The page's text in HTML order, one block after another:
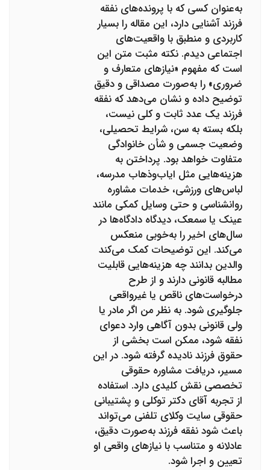
به‌عنوان کسی که با پرونده‌های نفقه
فرزند آشنایی دارد، این مقاله را بسیار
کاربردی و منطبق با واقعیت‌های
اجتماعی دیدم. نکته مثبت متن این
است که مفهوم «نیازهای متعارف و
ضروری» را به‌صورت مصداقی و دقیق
توضیح داده و نشان می‌دهد که نفقه
فرزند یک عدد ثابت و کلی نیست،
بلکه بسته به سن، شرایط تحصیلی،
وضعیت جسمی و شأن خانوادگی
متفاوت خواهد بود. پرداختن به
هزینه‌هایی مثل ایاب‌وذهاب مدرسه،
لباس‌های ورزشی، خدمات مشاوره
روانشناسی و حتی وسایل کمکی مانند
عینک یا سمعک، دیدگاه دادگاه‌ها در
سال‌های اخیر را به‌خوبی منعکس
می‌کند. این توضیحات کمک می‌کند
والدین بدانند چه هزینه‌هایی قابلیت
مطالبه قانونی دارند و از طرح
درخواست‌های ناقص یا غیرواقعی
جلوگیری شود. به نظر من اگر مادر یا
ولی قانونی بدون آگاهی وارد دعوای
نفقه شود، ممکن است بخشی از
حقوق فرزند نادیده گرفته شود. در این
مسیر، دریافت مشاوره حقوقی
تخصصی نقش کلیدی دارد. استفاده
از تجربه آقای دکتر توکلی و پشتیبانی
حقوقی سایت وکلای تلفنی می‌تواند
باعث شود نفقه فرزند به‌صورت دقیق،
عادلانه و متناسب با نیازهای واقعی او
تعیین و اجرا شود.